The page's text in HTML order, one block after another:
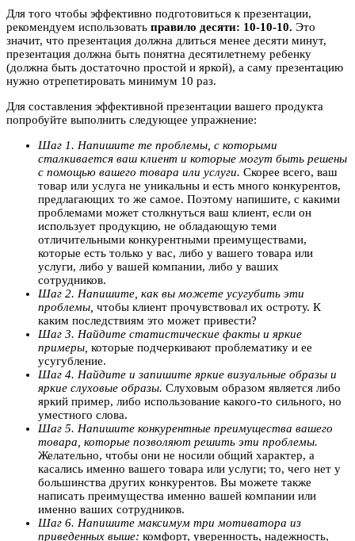
Для того чтобы эффективно подготовиться к презентации,
рекомендуем использовать правило десяти: 10-10-10. Это
значит, что презентация должна длиться менее десяти минут,
презентация должна быть понятна десятилетнему ребенку
(должна быть достаточно простой и яркой), а саму презентацию
нужно отрепетировать минимум 10 раз.
Для составления эффективной презентации вашего продукта
попробуйте выполнить следующее упражнение:
Шаг 1. Напишите те проблемы, с которыми
сталкивается ваш клиент и которые могут быть решены
с помощью вашего товара или услуги. Скорее всего, ваш
товар или услуга не уникальны и есть много конкурентов,
предлагающих то же самое. Поэтому напишите, с какими
проблемами может столкнуться ваш клиент, если он
использует продукцию, не обладающую теми
отличительными конкурентными преимуществами,
которые есть только у вас, либо у вашего товара или
услуги, либо у вашей компании, либо у ваших
сотрудников.
Шаг 2. Напишите, как вы можете усугубить эти
проблемы, чтобы клиент прочувствовал их остроту. К
каким последствиям это может привести?
Шаг 3. Найдите статистические факты и яркие
примеры, которые подчеркивают проблематику и ее
усугубление.
Шаг 4. Найдите и запишите яркие визуальные образы и
яркие слуховые образы. Слуховым образом является либо
яркий пример, либо использование какого-то сильного, но
уместного слова.
Шаг 5. Напишите конкурентные преимущества вашего
товара, которые позволяют решить эти проблемы.
Желательно, чтобы они не носили общий характер, а
касались именно вашего товара или услуги; то, чего нет у
большинства других конкурентов. Вы можете также
написать преимущества именно вашей компании или
именно ваших сотрудников.
Шаг 6. Напишите максимум три мотиватора из
приведенных выше: комфорт, уверенность, надежность,